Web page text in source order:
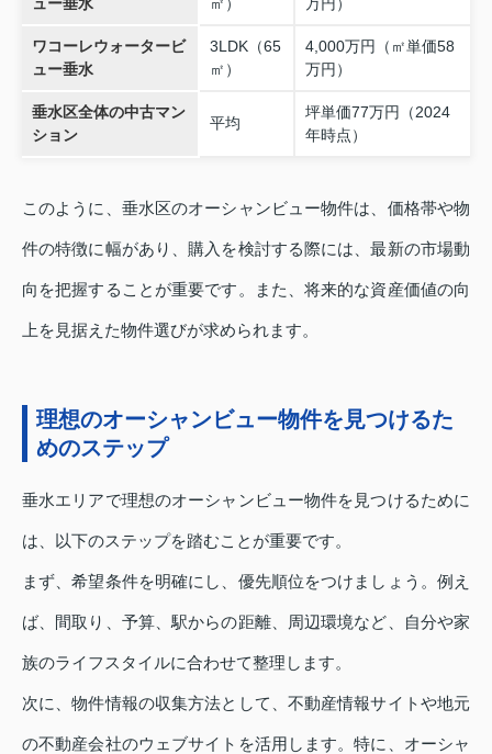
ワコーレウォータービ
ュー垂水
3LDK（65
㎡）
4,000万円（㎡単価58
万円）
垂水区全体の中古マン
ション
平均
坪単価77万円（2024
年時点）
このように、垂水区のオーシャンビュー物件は、価格帯や物
件の特徴に幅があり、購入を検討する際には、最新の市場動
向を把握することが重要です。また、将来的な資産価値の向
上を見据えた物件選びが求められます。
理想のオーシャンビュー物件を見つけるた
めのステップ
垂水エリアで理想のオーシャンビュー物件を見つけるために
は、以下のステップを踏むことが重要です。
まず、希望条件を明確にし、優先順位をつけましょう。例え
ば、間取り、予算、駅からの距離、周辺環境など、自分や家
族のライフスタイルに合わせて整理します。
次に、物件情報の収集方法として、不動産情報サイトや地元
の不動産会社のウェブサイトを活用します。特に、オーシャ